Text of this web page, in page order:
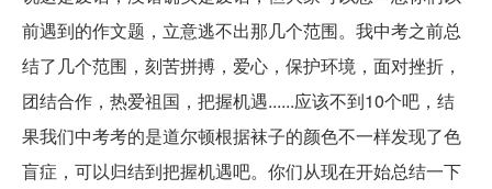
前遇到的作文题，立意逃不出那几个范围。我中考之前总
结了几个范围，刻苦拼搏，爱心，保护环境，面对挫折，
团结合作，热爱祖国，把握机遇......应该不到10个吧，结
果我们中考考的是道尔顿根据袜子的颜色不一样发现了色
盲症，可以归结到把握机遇吧。你们从现在开始总结一下